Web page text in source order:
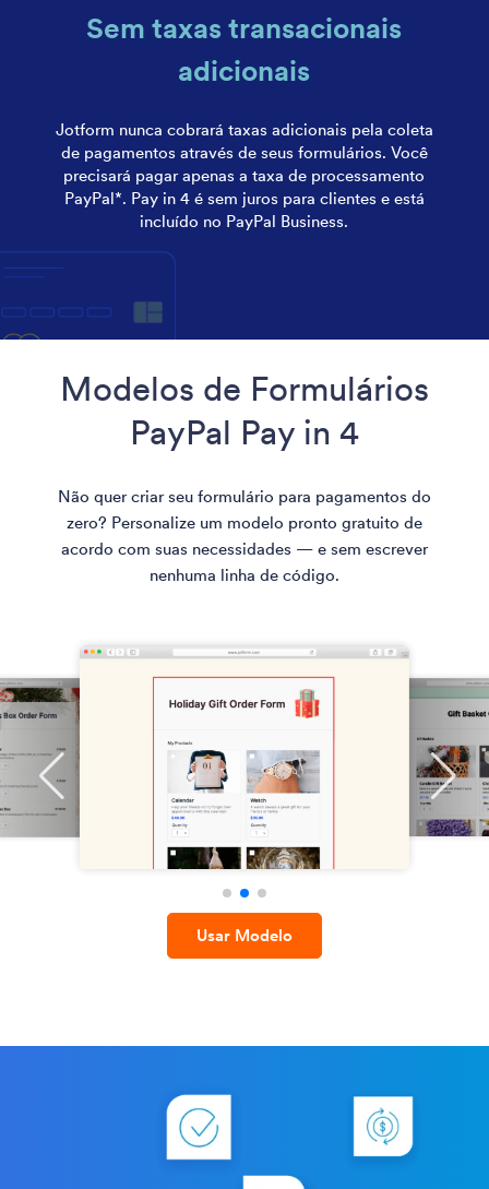
Sem taxas transacionais
adicionais
Jotform nunca cobrará taxas adicionais pela coleta
de pagamentos através de seus formulários. Você
precisará pagar apenas a taxa de processamento
PayPal*. Pay in 4 é sem juros para clientes e está
incluído no PayPal Business.
Modelos de Formulários
PayPal Pay in 4
Não quer criar seu formulário para pagamentos do
zero? Personalize um modelo pronto gratuito de
acordo com suas necessidades — e sem escrever
nenhuma linha de código.
Usar Modelo